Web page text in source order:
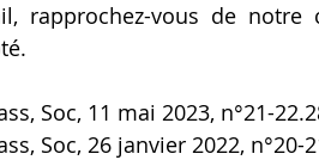
rapprochez-vous de notre
Soc, 11 mai 2023, n°21-
Soc, 26 janvier 2022, n°20-